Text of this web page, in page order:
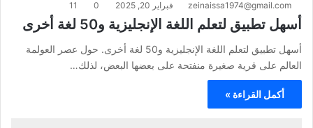
zeinaissa1974@gmail.com فبراير 20, 2025 0
11
أسهل تطبيق لتعلم اللغة الإنجليزية و50 لغة أخرى
أسهل تطبيق لتعلم اللغة الإنجليزية و50 لغة أخرى. حول عصر العولمة
العالم على قرية صغيرة منفتحة على بعضها البعض، لذلك…
أكمل القراءة »